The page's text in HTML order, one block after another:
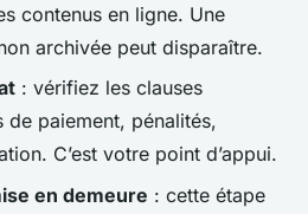
contenus en ligne. Une
archivée peut disparaître.
: vérifiez les clauses
paiement, pénalités,
C’est votre point d’appui.
en demeure : cette étape